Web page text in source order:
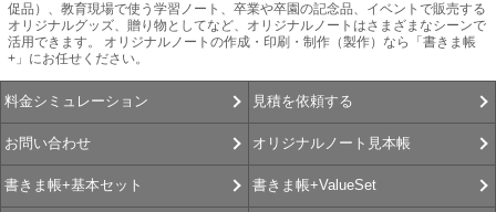
促品）、教育現場で使う学習ノート、卒業や卒園の記念品、イベントで販売する
オリジナルグッズ、贈り物としてなど、オリジナルノートはさまざまなシーンで
活用できます。 オリジナルノートの作成・印刷・制作（製作）なら「書きま帳
+」にお任せください。
料金シミュレーション 見積を依頼する
お問い合わせ オリジナルノート見本帳
書きま帳+基本セット 書きま帳+ValueSet